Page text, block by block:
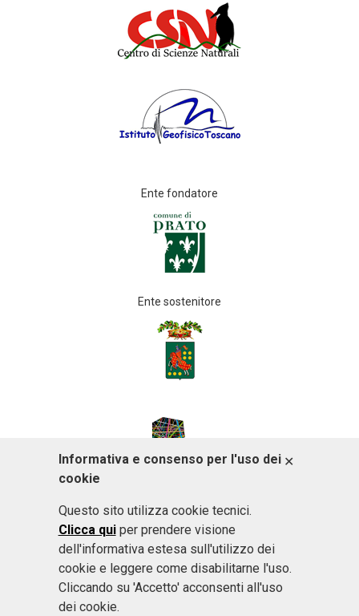
Ente fondatore
Ente sostenitore
ACCETTO
Informativa e consenso per l'uso dei
cookie
Questo sito utilizza cookie tecnici.
Clicca quiper prendere visione
dell'informativa estesa sull'utilizzo dei
cookie e leggere come disabilitarne l'uso.
Cliccando su 'Accetto' acconsenti all'uso
dei cookie.